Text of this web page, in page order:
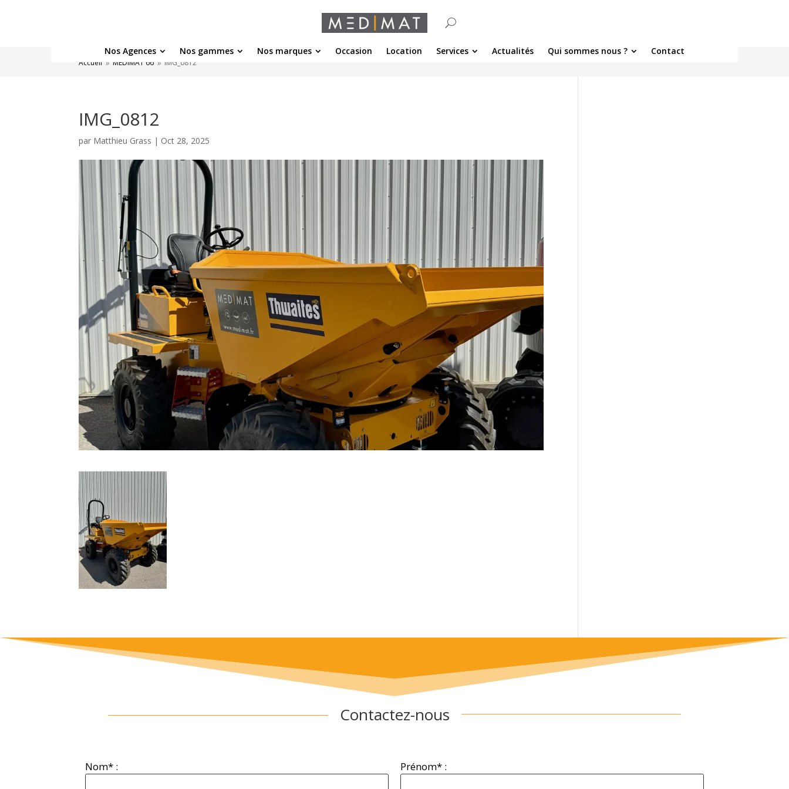
Nos Agences Nos gammes Nos marques Occasion Location Services Actualités Qui sommes nous ? Contact
Accueil 9 MEDIMAT 66 9 IMG_0812
IMG_0812
par Matthieu Grass | Oct 28, 2025
Contactez-nous
Nom* : Prénom* :